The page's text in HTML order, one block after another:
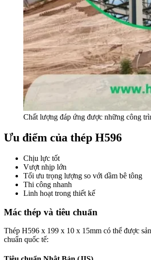
Chất lượng đáp ứng được những công
Ưu điểm của thép H596
Chịu lực tốt
Vượt nhịp lớn
Tối ưu trọng lượng so với dầm bê tông
Thi công nhanh
Linh hoạt trong thiết kế
Mác thép và tiêu chuẩn
Thép H596 x 199 x 10 x 15mm có thể được
chuẩn quốc tế: